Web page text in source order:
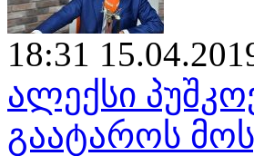
18:31
ალექსი
გაატაროს